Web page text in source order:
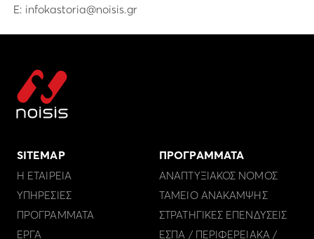
E: infokastoria@noisis.gr
SITEMAP
Η ΕΤΑΙΡΕΙΑ
ΥΠΗΡΕΣΙΕΣ
ΠΡΟΓΡΑΜΜΑΤΑ
ΕΡΓΑ
ΠΡΟΓΡΑΜΜΑΤΑ
ΑΝΑΠΤΥΞΙΑΚΟΣ ΝΟΜΟΣ
ΤΑΜΕΙΟ ΑΝΑΚΑΜΨΗΣ
ΣΤΡΑΤΗΓΙΚΕΣ ΕΠΕΝΔΥΣΕΙΣ
ΕΣΠΑ / ΠΕΡΙΦΕΡΕΙΑΚΑ /